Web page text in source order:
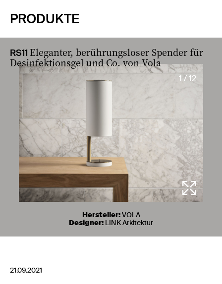
PRODUKTE
RS11 Eleganter, berührungsloser Spender für
Desinfektionsgel und Co. von Vola
1 / 12
Hersteller:VOLA
Designer: LINK Arkitektur
21.09.2021